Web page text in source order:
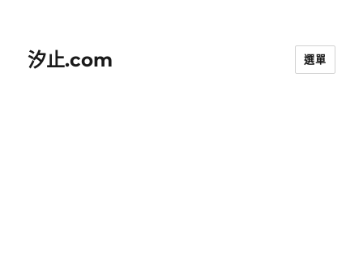
汐止.com 選單